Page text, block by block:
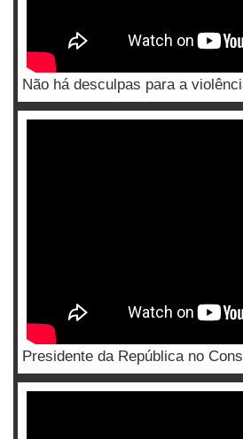
Não há desculpas para a
Presidente da República no